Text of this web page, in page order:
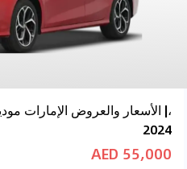
2024
55,000 AED